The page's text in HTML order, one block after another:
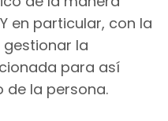
en particular, con la
gestionar la
para así
de la persona.